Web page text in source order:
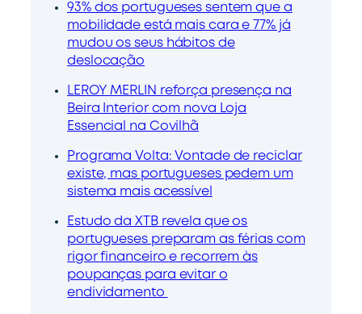
93% dos portugueses sentem que a
mobilidade está mais cara e 77% já
mudou os seus hábitos de
deslocação
LEROY MERLIN reforça presença na
Beira Interior com nova Loja
Essencial na Covilhã
Programa Volta: Vontade de reciclar
existe, mas portugueses pedem um
sistema mais acessível
Estudo da XTB revela que os
portugueses preparam as férias com
rigor financeiro e recorrem às
poupanças para evitar o
endividamento